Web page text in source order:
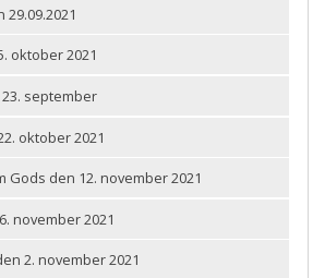
29.09.2021
oktober 2021
23. september
oktober 2021
Gods den 12. november 2021
november 2021
2. november 2021